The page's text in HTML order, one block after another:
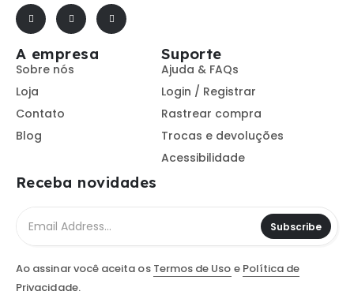
A empresa
Sobre nós
Loja
Contato
Blog
Suporte
Ajuda & FAQs
Login / Registrar
Rastrear compra
Trocas e devoluções
Acessibilidade
Receba novidades
Subscribe
Ao assinar você aceita os Termos de Uso e Política de
Privacidade.